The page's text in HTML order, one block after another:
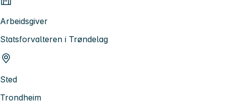
Arbeidsgiver
Statsforvalteren i Trøndelag
Sted
Trondheim